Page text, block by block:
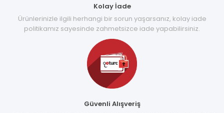
Kolay İade
Ürünlerinizle ilgili herhangi bir sorun yaşarsanız, kolay iade
politikamız sayesinde zahmetsizce iade yapabilirsiniz.
Güvenli Alışveriş